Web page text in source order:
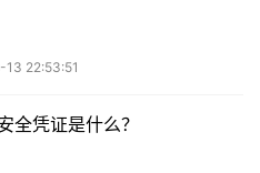
22:53:51
全凭证是什么？